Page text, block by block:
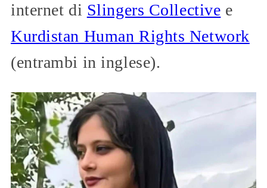
internet di Slingers Collective e
Kurdistan Human Rights Network
(entrambi in inglese).